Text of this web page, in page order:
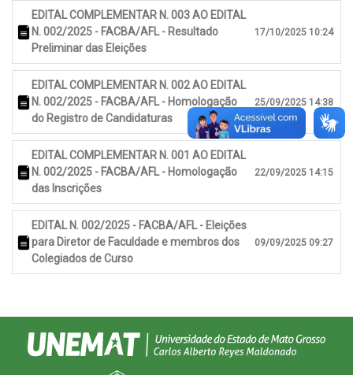
EDITAL COMPLEMENTAR N. 003 AO EDITAL
N. 002/2025 - FACBA/AFL - Resultado
Preliminar das Eleições
17/10/2025 10:24
EDITAL COMPLEMENTAR N. 002 AO EDITAL
N. 002/2025 - FACBA/AFL - Homologação
do Registro de Candidaturas
25/09/2025 14:38
EDITAL COMPLEMENTAR N. 001 AO EDITAL
N. 002/2025 - FACBA/AFL - Homologação
das Inscrições
22/09/2025 14:15
EDITAL N. 002/2025 - FACBA/AFL - Eleições
para Diretor de Faculdade e membros dos
Colegiados de Curso
09/09/2025 09:27